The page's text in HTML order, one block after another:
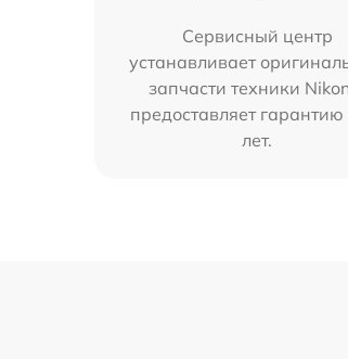
Сервисный центр
устанавливает
запчасти техники
предоставляет гарантию
лет.